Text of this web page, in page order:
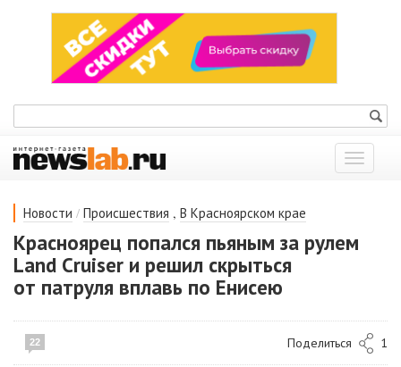
Показать
меню
Новости / Происшествия , В Красноярском крае
Красноярец попался пьяным за рулем
Land Cruiser и решил скрыться
от патруля вплавь по Енисею
22 Поделиться 1